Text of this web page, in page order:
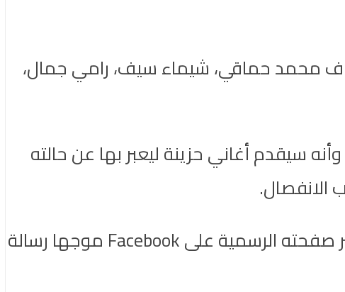
محمد حماقي، شيماء سيف، رامي جمال،
سيقدم أغاني حزينة ليعبر بها عن حالته
الانفصال.
لم يستطع عاشور الصمت أكثر من ذلك أمام كل هذه الأخبار وما يكتب عنه، وكتب عبر صفحته الرسمية على Facebook موجها رسالة